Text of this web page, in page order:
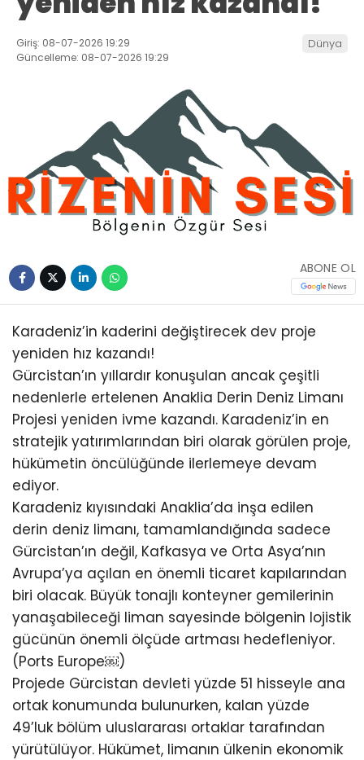
Giriş: 08-07-2026 19:29
Güncelleme: 08-07-2026 19:29
Dünya
ABONE OL
Karadeniz’in kaderini değiştirecek dev proje
yeniden hız kazandı!
Gürcistan’ın yıllardır konuşulan ancak çeşitli
nedenlerle ertelenen Anaklia Derin Deniz Limanı
Projesi yeniden ivme kazandı. Karadeniz’in en
stratejik yatırımlarından biri olarak görülen proje,
hükümetin öncülüğünde ilerlemeye devam
ediyor.
Karadeniz kıyısındaki Anaklia’da inşa edilen
derin deniz limanı, tamamlandığında sadece
Gürcistan’ın değil, Kafkasya ve Orta Asya’nın
Avrupa’ya açılan en önemli ticaret kapılarından
biri olacak. Büyük tonajlı konteyner gemilerinin
yanaşabileceği liman sayesinde bölgenin lojistik
gücünün önemli ölçüde artması hedefleniyor.
(Ports Europe⁠￼)
Projede Gürcistan devleti yüzde 51 hisseyle ana
ortak konumunda bulunurken, kalan yüzde
49’luk bölüm uluslararası ortaklar tarafından
yürütülüyor. Hükümet, limanın ülkenin ekonomik